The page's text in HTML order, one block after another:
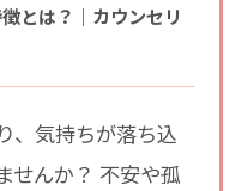
とは？｜カウンセリ
、気持ちが落ち込
せんか？ 不安や孤